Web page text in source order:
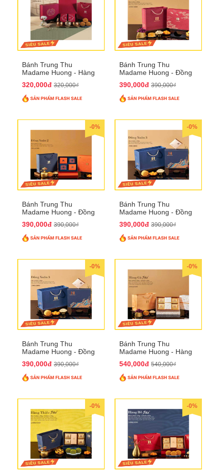
Bánh Trung Thu
Madame Huong - Hàng
320,000đ 320,000₫
Bánh Trung Thu
Madame Huong - Đồng
390,000đ 390,000₫
-0%
Bánh Trung Thu
Madame Huong - Đồng
390,000đ 390,000₫
-0%
Bánh Trung Thu
Madame Huong - Đồng
390,000đ 390,000₫
-0%
Bánh Trung Thu
Madame Huong - Đồng
390,000đ 390,000₫
-0%
Bánh Trung Thu
Madame Huong - Hàng
540,000đ 540,000₫
-0% -0%